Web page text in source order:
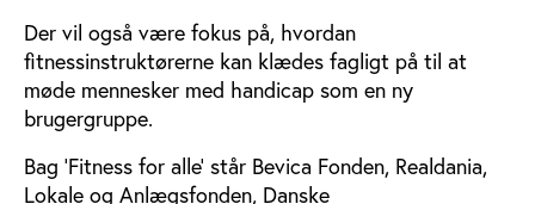
Der vil også være fokus på, hvordan
fitnessinstruktørerne kan klædes fagligt på til at
møde mennesker med handicap som en ny
brugergruppe.
Bag ’Fitness for alle’ står Bevica Fonden, Realdania,
Lokale og Anlægsfonden, Danske